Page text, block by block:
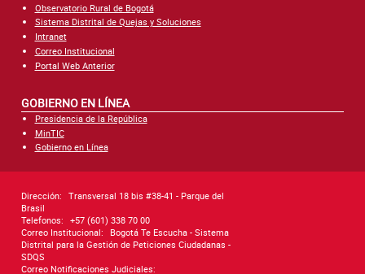
Observatorio Rural de Bogotá
Sistema Distrital de Quejas y Soluciones
Intranet
Correo Institucional
Portal Web Anterior
GOBIERNO EN LÍNEA
Presidencia de la República
MinTIC
Gobierno en Línea
Dirección: Transversal 18 bis #38-41 - Parque del
Brasil
Telefonos: +57 (601) 338 70 00
Correo Institucional:
Bogotá Te Escucha - Sistema
Distrital para la Gestión de Peticiones Ciudadanas -
SDQS
Correo Notificaciones Judiciales: